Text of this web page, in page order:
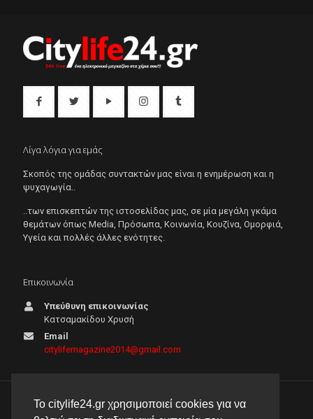
Το citylife24.gr χρησιμοποιεί cookies για να
Λίγα λόγια για εμάς
Σκοπός της ομάδας συντακτών μας είναι η ενημέρωση και η
ψυχαγωγία..
..των επισκεπτών της ιστοσελίδας μας, σε μία μεγάλη γκάμα
θεμάτων όπως Μedia, Πρόσωπα, Κοινωνία, Κουζίνα, Ομορφιά,
Υγεία και πολλές άλλες ενότητες.
Επικοινωνία
Υπεύθυνη επικοινωνίας
Κατσαμακίδου Χρυσή
Email
citylifemagazine2014@gmail.com